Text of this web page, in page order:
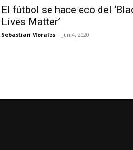
El fútbol se hace eco del
Lives Matter’
Sebastian Morales - Jun 4, 2020